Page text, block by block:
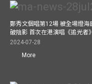
鄭秀文個唱第12場 被全場燈海
破陰影 首次在港演唱《追光者》
2024-07-28
More